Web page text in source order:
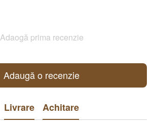
Adaogă prima recenzie
Adaugă o recenzie
Livrare Achitare